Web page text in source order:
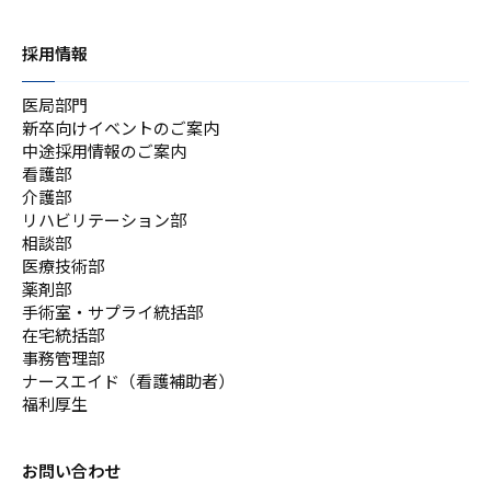
採用情報
医局部門
新卒向けイベントのご案内
中途採用情報のご案内
看護部
介護部
リハビリテーション部
相談部
医療技術部
薬剤部
手術室・サプライ統括部
在宅統括部
事務管理部
ナースエイド（看護補助者）
福利厚生
お問い合わせ